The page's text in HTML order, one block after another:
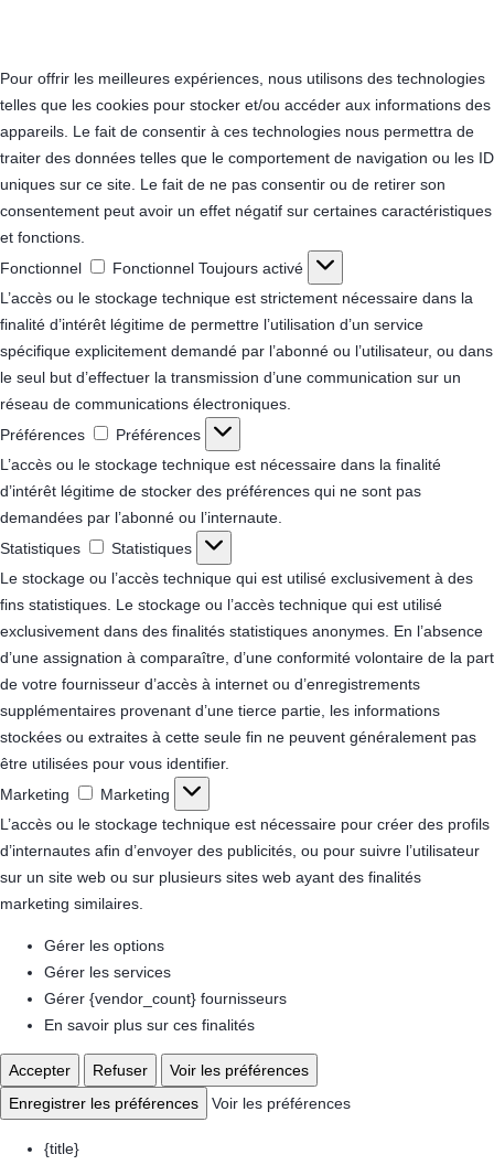
Pour offrir les meilleures expériences, nous utilisons des technologies
telles que les cookies pour stocker et/ou accéder aux informations des
appareils. Le fait de consentir à ces technologies nous permettra de
traiter des données telles que le comportement de navigation ou les ID
uniques sur ce site. Le fait de ne pas consentir ou de retirer son
consentement peut avoir un effet négatif sur certaines caractéristiques
et fonctions.
Fonctionnel
Fonctionnel Toujours activé
L’accès ou le stockage technique est strictement nécessaire dans la
finalité d’intérêt légitime de permettre l’utilisation d’un service
spécifique explicitement demandé par l’abonné ou l’utilisateur, ou dans
le seul but d’effectuer la transmission d’une communication sur un
réseau de communications électroniques.
Préférences
Préférences
L’accès ou le stockage technique est nécessaire dans la finalité
d’intérêt légitime de stocker des préférences qui ne sont pas
demandées par l’abonné ou l’internaute.
Statistiques
Statistiques
Le stockage ou l’accès technique qui est utilisé exclusivement à des
fins statistiques. Le stockage ou l’accès technique qui est utilisé
exclusivement dans des finalités statistiques anonymes. En l’absence
d’une assignation à comparaître, d’une conformité volontaire de la part
de votre fournisseur d’accès à internet ou d’enregistrements
supplémentaires provenant d’une tierce partie, les informations
stockées ou extraites à cette seule fin ne peuvent généralement pas
être utilisées pour vous identifier.
Marketing
Marketing
L’accès ou le stockage technique est nécessaire pour créer des profils
d’internautes afin d’envoyer des publicités, ou pour suivre l’utilisateur
sur un site web ou sur plusieurs sites web ayant des finalités
marketing similaires.
Gérer les options
Gérer les services
Gérer {vendor_count} fournisseurs
En savoir plus sur ces finalités
Accepter Refuser
Voir les préférences
Enregistrer les préférences
Voir les préférences
{title}